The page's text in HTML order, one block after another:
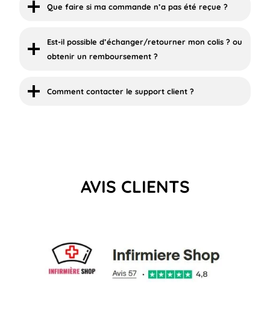
Que faire si ma commande n’a pas été reçue ?
Est-il possible d’échanger/retourner mon colis ? ou
obtenir un remboursement ?
Comment contacter le support client ?
AVIS CLIENTS